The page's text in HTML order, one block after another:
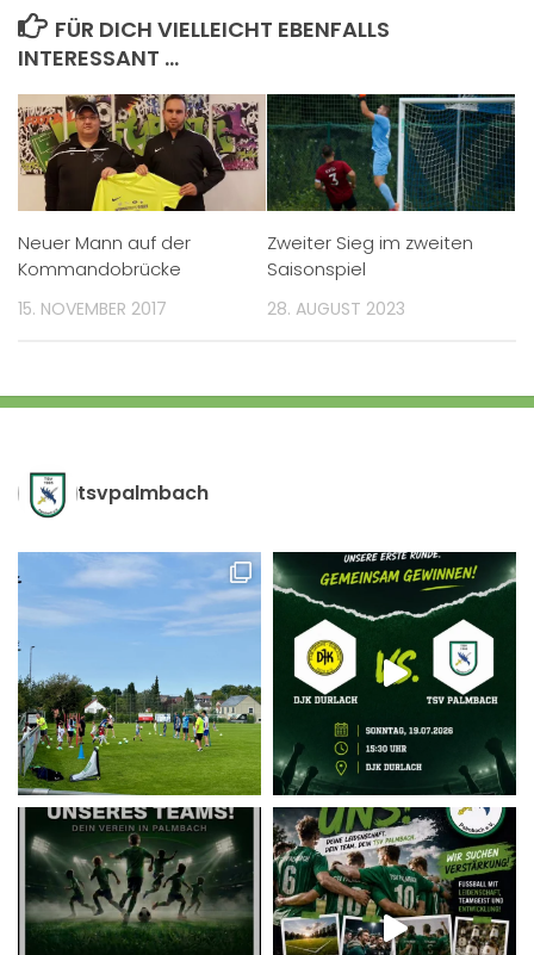
FÜR DICH VIELLEICHT EBENFALLS
INTERESSANT …
Neuer Mann auf der
Kommandobrücke
15. NOVEMBER 2017
Zweiter Sieg im zweiten
Saisonspiel
28. AUGUST 2023
tsvpalmbach